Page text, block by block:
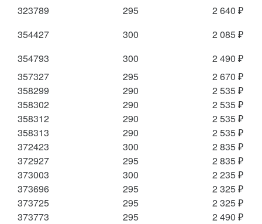
323789
295
2 640 ₽
354427
300
2 085 ₽
354793
300
2 490 ₽
357327
295
2 670 ₽
358299
290
2 535 ₽
358302
290
2 535 ₽
358312
290
2 535 ₽
358313
290
2 535 ₽
372423
300
2 835 ₽
372927
295
2 835 ₽
373003
300
2 235 ₽
373696
295
2 325 ₽
373725
295
2 325 ₽
373773
295
2 490 ₽